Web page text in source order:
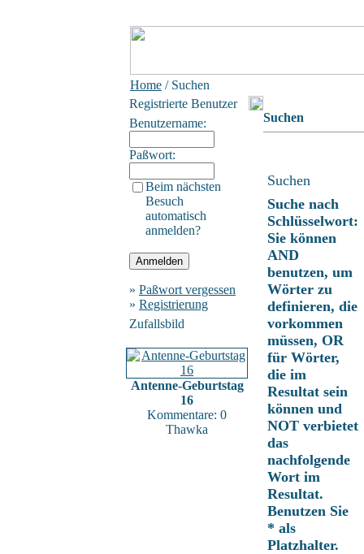
Home / Suchen
Registrierte Benutzer
Benutzername:
Paßwort:
Beim nächsten
Besuch
automatisch
anmelden?
» Paßwort vergessen
» Registrierung
Zufallsbild
Antenne-Geburtstag
16
Kommentare: 0
Thawka
Suchen
Suchen
Suche nach
Schlüsselwort:
Sie können
AND
benutzen, um
Wörter zu
definieren, die
vorkommen
müssen, OR
für Wörter,
die im
Resultat sein
können und
NOT verbietet
das
nachfolgende
Wort im
Resultat.
Benutzen Sie
* als
Platzhalter.